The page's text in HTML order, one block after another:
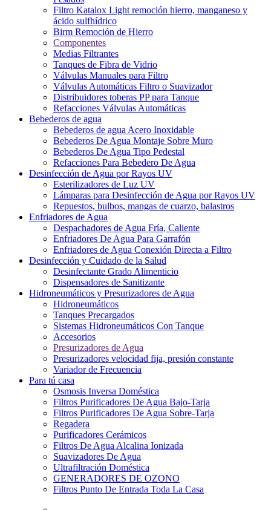
Filtro Katalox Light remoción hierro, manganeso y
ácido sulfhídrico
Birm Remoción de Hierro
Componentes
Medias Filtrantes
Tanques de Fibra de Vidrio
Válvulas Manuales para Filtro
Válvulas Automáticas Filtro o Suavizador
Distribuidores toberas PP para Tanque
Refacciones Válvulas Automáticas
Bebederos de agua
Bebederos de agua Acero Inoxidable
Bebederos De Agua Montaje Sobre Muro
Bebederos De Agua Tipo Pedestal
Refacciones Para Bebedero De Agua
Desinfección de Agua por Rayos UV
Esterilizadores de Luz UV
Lámparas para Desinfección de Agua por Rayos UV
Repuestos, bulbos, mangas de cuarzo, balastros
Enfriadores de Agua
Despachadores de Agua Fría, Caliente
Enfriadores De Agua Para Garrafón
Enfriadores de Agua Conexión Directa a Filtro
Desinfección y Cuidado de la Salud
Desinfectante Grado Alimenticio
Dispensadores de Sanitizante
Hidroneumáticos y Presurizadores de Agua
Hidroneumáticos
Tanques Precargados
Sistemas Hidroneumáticos Con Tanque
Accesorios
Presurizadores de Agua
Presurizadores velocidad fija, presión constante
Variador de Frecuencia
Para tú casa
Osmosis Inversa Doméstica
Filtros Purificadores De Agua Bajo-Tarja
Filtros Purificadores De Agua Sobre-Tarja
Regadera
Purificadores Cerámicos
Filtros De Agua Alcalina Ionizada
Suavizadores De Agua
Ultrafiltración Doméstica
GENERADORES DE OZONO
Filtros Punto De Entrada Toda La Casa